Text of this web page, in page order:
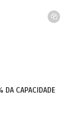
DA CAPACIDADE